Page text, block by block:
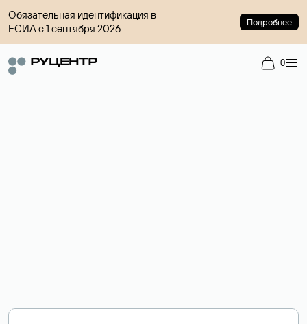
Обязательная идентификация в
ЕСИА с 1 сентября 2026
Подробнее
0